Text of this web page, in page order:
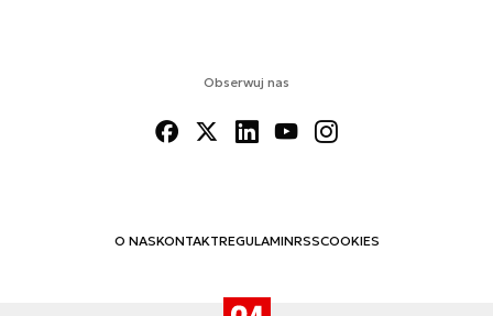
Obserwuj nas
O NASKONTAKTREGULAMINRSSCOOKIES